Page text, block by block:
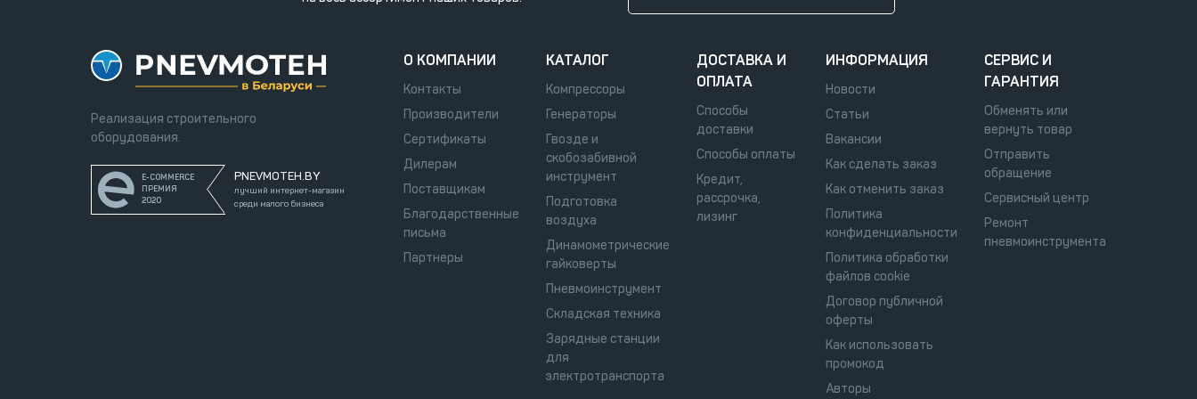
Реализация строительного
оборудования.
E-COMMERCE
ПРЕМИЯ
2020
PNEVMOTEH.BY
лучший интернет-магазин
среди малого бизнеса
О КОМПАНИИ
Контакты
Производители
Сертификаты
Дилерам
Поставщикам
Благодарственные
письма
Партнеры
КАТАЛОГ
Компрессоры
Генераторы
Гвозде и
скобозабивной
инструмент
Подготовка
воздуха
Динамометрические
гайковерты
Пневмоинструмент
Складская техника
Зарядные станции
для
электротранспорта
ДОСТАВКА И
ОПЛАТА
Способы
доставки
Способы оплаты
Кредит,
рассрочка,
лизинг
ИНФОРМАЦИЯ
Новости
Статьи
Вакансии
Как сделать заказ
Как отменить заказ
Политика
конфиденциальности
Политика обработки
файлов cookie
Договор публичной
оферты
Как использовать
промокод
Авторы
СЕРВИС И
ГАРАНТИЯ
Обменять или
вернуть товар
Отправить
обращение
Сервисный центр
Ремонт
пневмоинструмента